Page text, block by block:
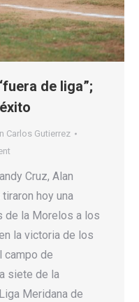
de liga”;
Carlos Gutierrez
Cruz, Alan
hoy una
de la Morelos a los
la victoria de los
campo de
siete de la
Meridana de